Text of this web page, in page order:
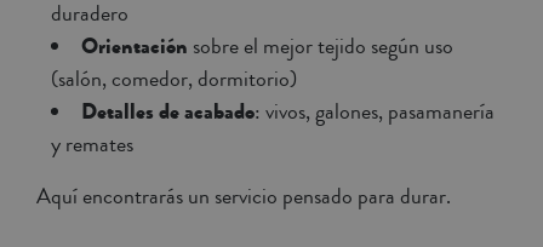
duradero
Orientación sobre el mejor tejido según uso
(salón, comedor, dormitorio)
Detalles de acabado: vivos, galones, pasamanería
y remates
Aquí encontrarás un servicio pensado para durar.